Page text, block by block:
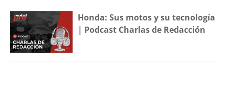
Honda: Sus motos y su tecnología
| Podcast Charlas de Redacción